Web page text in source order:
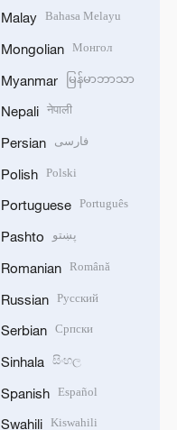
Malay Bahasa Melayu
Mongolian Монгол
Myanmar မြန်မာဘာသာ
Nepali नेपाली
Persian فارسی
Polish Polski
Portuguese Português
Pashto پښتو
Romanian Română
Russian Русский
Serbian Српски
Sinhala සිංහල
Spanish Español
Swahili Kiswahili